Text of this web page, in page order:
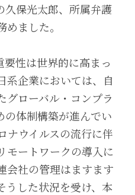
保光太郎、所属弁護
めました。
性は世界的に高まっ
系企業においては、自
グローバル・コンプラ
の体制構築が進んでい
ナウイルスの流行に伴
モートワークの導入に
会社の管理はますます
うした状況を受け、本